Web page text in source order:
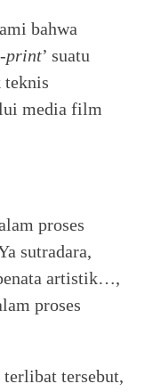
bahwa
print’ suatu
media film
proses
sutradara,
artistik…,
proses
terlibat tersebut,